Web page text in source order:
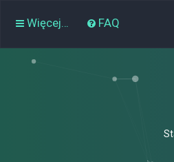
Więcej… FAQ